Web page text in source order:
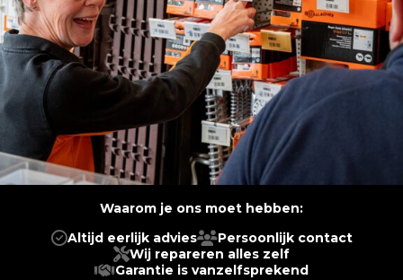
Waarom je ons moet hebben:
Altijd eerlijk advies
Persoonlijk contact
Wij repareren alles zelf
Garantie is vanzelfsprekend